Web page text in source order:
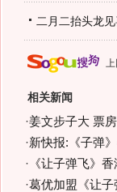
二月二抬头龙
相关新闻
·姜文步子大 票
·新快报:《子弹
· 《让子弹飞》
·葛优加盟《让